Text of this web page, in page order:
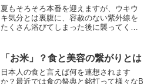
夏もそろそろ本番を迎えますが、ウキウ
キ気分とは裏腹に、容赦のない紫外線を
たくさん浴びてしまった後に襲ってくる
つも白く透明な肌でいたいもの。かくゆ
う私も、この時期はいつも...
「お米」？食と美容の繋がりとは
日本人の食と言えば何を連想されます
か？最近では食の祭典と銘打って様々なB